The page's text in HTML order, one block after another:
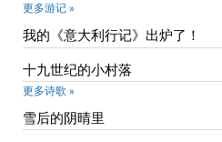
更多游记 »
我的《意大利行记》出炉了！
十九世纪的小村落
更多诗歌 »
雪后的阴晴里